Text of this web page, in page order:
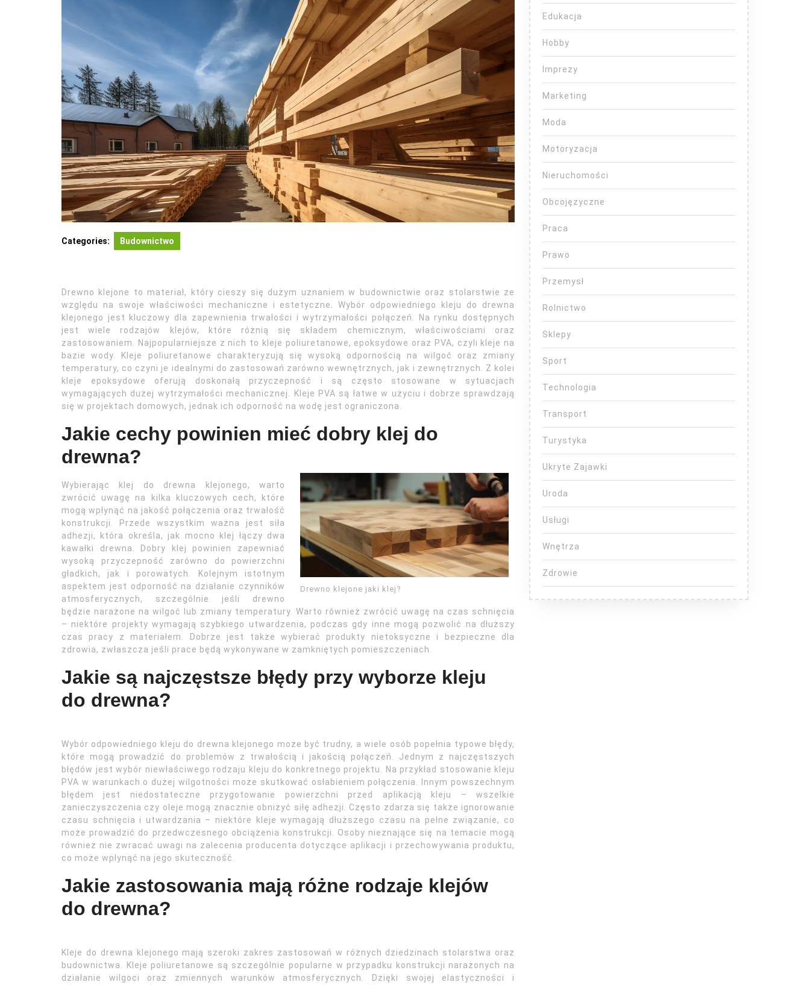
Categories: Budownictwo
Drewno klejone to materiał, który cieszy się dużym uznaniem w budownictwie oraz stolarstwie ze
względu na swoje właściwości mechaniczne i estetyczne. Wybór odpowiedniego kleju do drewna
klejonego jest kluczowy dla zapewnienia trwałości i wytrzymałości połączeń. Na rynku dostępnych
jest wiele rodzajów klejów, które różnią się składem chemicznym, właściwościami oraz
zastosowaniem. Najpopularniejsze z nich to kleje poliuretanowe, epoksydowe oraz PVA, czyli kleje na
bazie wody. Kleje poliuretanowe charakteryzują się wysoką odpornością na wilgoć oraz zmiany
temperatury, co czyni je idealnymi do zastosowań zarówno wewnętrznych, jak i zewnętrznych. Z kolei
kleje epoksydowe oferują doskonałą przyczepność i są często stosowane w sytuacjach
wymagających dużej wytrzymałości mechanicznej. Kleje PVA są łatwe w użyciu i dobrze sprawdzają
się w projektach domowych, jednak ich odporność na wodę jest ograniczona.
Jakie cechy powinien mieć dobry klej do
drewna?
Drewno klejone jaki klej?
Wybierając klej do drewna klejonego, warto
zwrócić uwagę na kilka kluczowych cech, które
mogą wpłynąć na jakość połączenia oraz trwałość
konstrukcji. Przede wszystkim ważna jest siła
adhezji, która określa, jak mocno klej łączy dwa
kawałki drewna. Dobry klej powinien zapewniać
wysoką przyczepność zarówno do powierzchni
gładkich, jak i porowatych. Kolejnym istotnym
aspektem jest odporność na działanie czynników
atmosferycznych, szczególnie jeśli drewno
będzie narażone na wilgoć lub zmiany temperatury. Warto również zwrócić uwagę na czas schnięcia
– niektóre projekty wymagają szybkiego utwardzenia, podczas gdy inne mogą pozwolić na dłuższy
czas pracy z materiałem. Dobrze jest także wybierać produkty nietoksyczne i bezpieczne dla
zdrowia, zwłaszcza jeśli prace będą wykonywane w zamkniętych pomieszczeniach.
Jakie są najczęstsze błędy przy wyborze kleju
do drewna?
Wybór odpowiedniego kleju do drewna klejonego może być trudny, a wiele osób popełnia typowe błędy,
które mogą prowadzić do problemów z trwałością i jakością połączeń. Jednym z najczęstszych
błędów jest wybór niewłaściwego rodzaju kleju do konkretnego projektu. Na przykład stosowanie kleju
PVA w warunkach o dużej wilgotności może skutkować osłabieniem połączenia. Innym powszechnym
błędem jest niedostateczne przygotowanie powierzchni przed aplikacją kleju – wszelkie
zanieczyszczenia czy oleje mogą znacznie obniżyć siłę adhezji. Często zdarza się także ignorowanie
czasu schnięcia i utwardzania – niektóre kleje wymagają dłuższego czasu na pełne związanie, co
może prowadzić do przedwczesnego obciążenia konstrukcji. Osoby nieznające się na temacie mogą
również nie zwracać uwagi na zalecenia producenta dotyczące aplikacji i przechowywania produktu,
co może wpłynąć na jego skuteczność.
Jakie zastosowania mają różne rodzaje klejów
do drewna?
Kleje do drewna klejonego mają szeroki zakres zastosowań w różnych dziedzinach stolarstwa oraz
budownictwa. Kleje poliuretanowe są szczególnie popularne w przypadku konstrukcji narażonych na
działanie wilgoci oraz zmiennych warunków atmosferycznych. Dzięki swojej elastyczności i
Edukacja
Hobby
Imprezy
Marketing
Moda
Motoryzacja
Nieruchomości
Obcojęzyczne
Praca
Prawo
Przemysł
Rolnictwo
Sklepy
Sport
Technologia
Transport
Turystyka
Ukryte Zajawki
Uroda
Usługi
Wnętrza
Zdrowie